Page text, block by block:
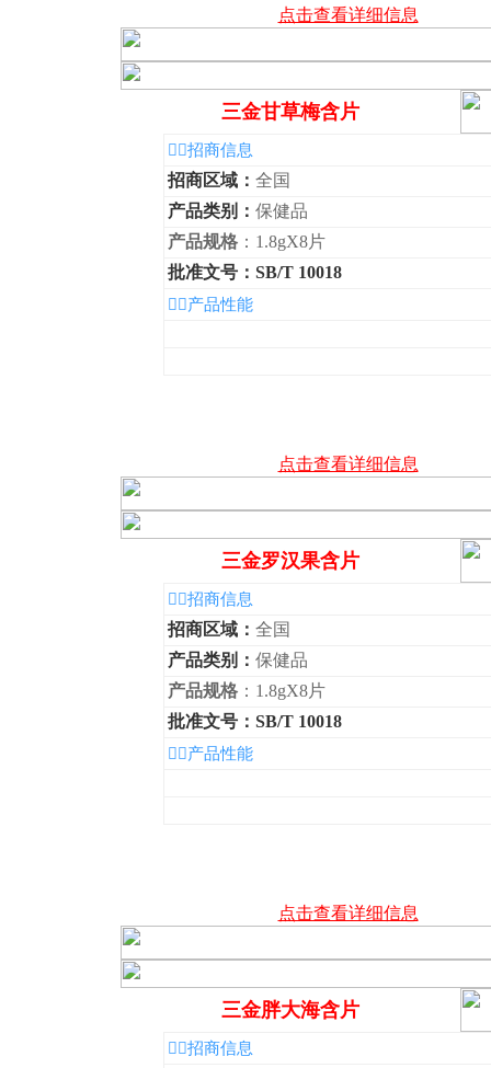
点击查看详细信息
三金甘草梅含片
◆招商信息
招商区域： 全国
产品类别： 保健品
产品规格 ：1.8gX8片
批准文号：SB/T 10018
◆产品性能
点击查看详细信息
三金罗汉果含片
◆招商信息
招商区域： 全国
产品类别： 保健品
产品规格 ：1.8gX8片
批准文号：SB/T 10018
◆产品性能
点击查看详细信息
三金胖大海含片
◆招商信息